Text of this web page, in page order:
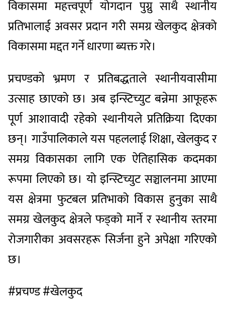
विकासमा महत्त्वपूर्ण योगदान पुग्नु साथै स्थानीय
प्रतिभालाई अवसर प्रदान गरी समग्र खेलकुद क्षेत्रको
विकासमा मद्दत गर्ने धारणा ब्यक्त गरे।
प्रचण्डको भ्रमण र प्रतिबद्धताले स्थानीयवासीमा
उत्साह छाएको छ। अब इन्स्टिच्युट बन्नेमा आफूहरू
पूर्ण आशावादी रहेको स्थानीयले प्रतिक्रिया दिएका
छन्। गाउँपालिकाले यस पहललाई शिक्षा, खेलकुद र
समग्र विकासका लागि एक ऐतिहासिक कदमका
रूपमा लिएको छ। यो इन्स्टिच्युट सञ्चालनमा आएमा
यस क्षेत्रमा फुटबल प्रतिभाको विकास हुनुका साथै
समग्र खेलकुद क्षेत्रले फड्को मार्ने र स्थानीय स्तरमा
रोजगारीका अवसरहरू सिर्जना हुने अपेक्षा गरिएको
छ।
#प्रचण्ड #खेलकुद